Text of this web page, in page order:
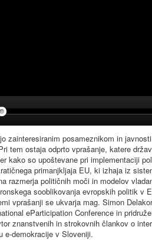
zainteresiranim posameznikom in
tem ostaja odprto vprašanje, katere
kako so upoštevane pri implementaciji
primanjkljaja EU, ki izhaja iz
razmerja političnih moči in modelov
sooblikovanja evropskih politik v
vprašanji se ukvarja mag. Simon
eParticipation Conference in
znanstvenih in strokovnih člankov o
e-demokracije v Sloveniji.